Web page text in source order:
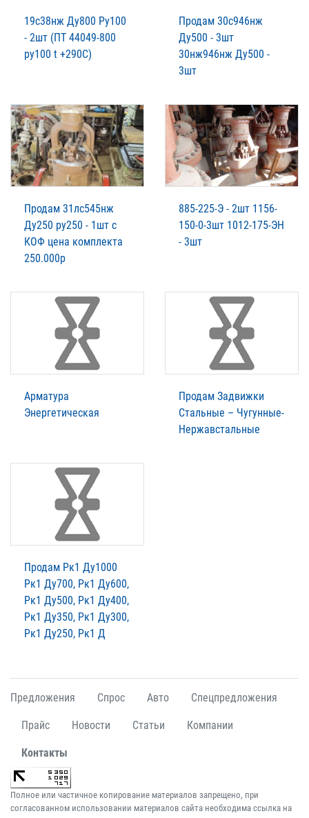
19с38нж Ду800 Ру100
- 2шт (ПТ 44049-800
ру100 t +290C)
Продам 30с946нж
Ду500 - 3шт
30нж946нж Ду500 -
3шт
Продам 31лс545нж
Ду250 ру250 - 1шт с
КОФ цена комплекта
250.000р
885-225-Э - 2шт 1156-
150-0-3шт 1012-175-ЭН
- 3шт
Арматура
Энергетическая
Продам Задвижки
Стальные – Чугунные-
Нержавстальные
Продам Рк1 Ду1000
Рк1 Ду700, Рк1 Ду600,
Рк1 Ду500, Рк1 Ду400,
Рк1 Ду350, Рк1 Ду300,
Рк1 Ду250, Рк1 Д
Предложения Спрос Авто Спецпредложения
Прайс Новости Статьи Компании
Контакты
Полное или частичное копирование материалов запрещено, при
согласованном использовании материалов сайта необходима ссылка на